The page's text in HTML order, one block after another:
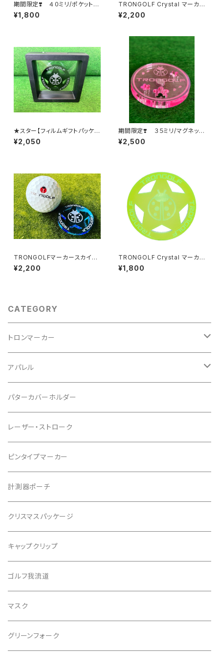
期間限定❣️ ４０ミリ/ポケット
サクラデザイン
¥1,800
TRONGOLF Crystal マーカ
ー／マグネット／ ハート
¥2,200
★スター【フィルムギフトパッケー
ジ】
¥2,050
期間限定❣️ ３５ミリ/マグネッ
ト サクラデザイン
¥2,500
TRONGOLFマーカースカイブ
ルー スター/マグネットタイプ
¥2,200
TRONGOLF Crystal マーカ
ー／スター
¥1,800
CATEGORY
トロンマーカー
パッケージ
ポケットタイプ
マグネットタイプ
ゆかちんまるマーカー
キャサリンマーカー
もちけんマーカー
バッファローゴルフ
アパレル
Tシャツ
パターカバーホルダー
レーザー・ストローク
ピンタイプマーカー
計測器ポーチ
クリスマスパッケージ
キャップクリップ
ゴルフ我流道
マスク
グリーンフォーク